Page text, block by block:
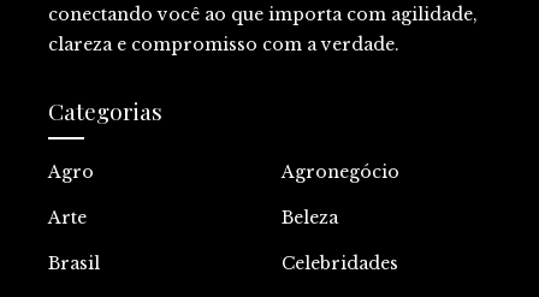
conectando você ao que importa com agilidade,
clareza e compromisso com a verdade.
Categorias
Agro Agronegócio
Arte Beleza
Brasil Celebridades